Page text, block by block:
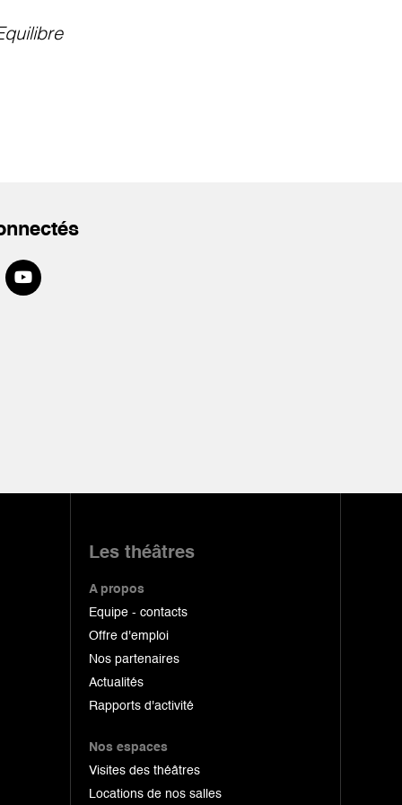
Les théâtres
A propos
Equipe - contacts
Offre d'emploi
Nos partenaires
Actualités
Rapports d'activité
Nos espaces
Visites des théâtres
Locations de nos salles